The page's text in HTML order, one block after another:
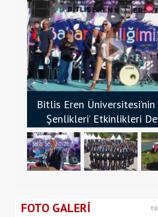
Bitlis Eren Üniversitesi’nin
Şenlikleri’ Etkinlikleri
Ediyor - Bitlis Bülten
FOTO GALERİ